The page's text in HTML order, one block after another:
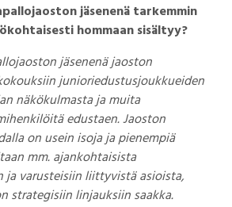
jäsenenä tarkemmin
hommaan sisältyy?
jäsenenä jaoston
junioriedustusjoukkueiden
näkökulmasta ja muita
edustaen. Jaoston
on usein isoja ja pienempiä
mm. ajankohtaisista
ja varusteisiin liittyvistä asioista,
strategisiin linjauksiin saakka.